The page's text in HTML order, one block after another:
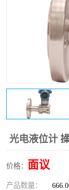
光电液位计
价格： 面议
产品数量：
液氨液位计
油量传感器
温度变送器
智能锅炉水位
流量仪表